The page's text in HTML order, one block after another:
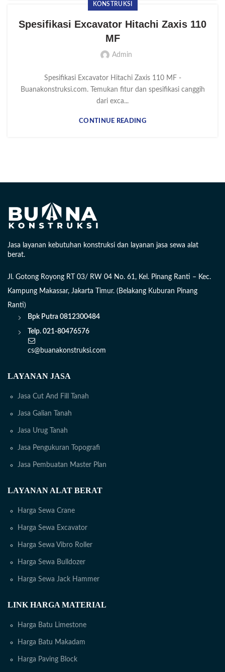
KONSTRUKSI
Spesifikasi Excavator Hitachi Zaxis 110
MF
Admin
Spesifikasi Excavator Hitachi Zaxis 110 MF -
Buanakonstruksi.com. Temukan fitur dan spesifikasi canggih
dari exca...
CONTINUE READING
Jasa layanan kebutuhan konstruksi dan layanan jasa sewa alat
berat.
Jl. Gotong Royong RT 03/ RW 04 No. 61, Kel. Pinang Ranti – Kec.
Kampung Makassar, Jakarta Timur. (Belakang Kuburan Pinang
Ranti)
Bpk Putra 0812300484
Telp. 021-80476576
cs@buanakonstruksi.com
LAYANAN JASA
Jasa Cut And Fill Tanah
Jasa Galian Tanah
Jasa Urug Tanah
Jasa Pengukuran Topografi
Jasa Pembuatan Master Plan
LAYANAN ALAT BERAT
Harga Sewa Crane
Harga Sewa Excavator
Harga Sewa Vibro Roller
Harga Sewa Bulldozer
Harga Sewa Jack Hammer
LINK HARGA MATERIAL
Harga Batu Limestone
Harga Batu Makadam
Harga Paving Block